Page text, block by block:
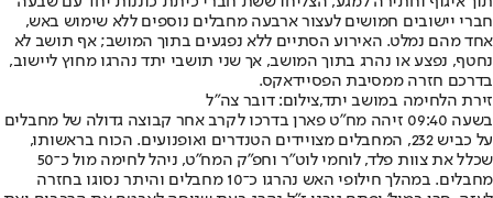
חברי יישובים חמושים לעצור ארבעה מחבלים נוספים ללא שימוש באש,
אחד מהם נמלט. האירוע הסתיים ללא נפגעים בתוך המושב; אף תושב לא
נחטף, נפצע או נהרג בתוך המושב, אך שני תושבי יתד נהרגו מחוץ ליישוב,
בדרכם חזרה ממסיבת הפסיידאקס.
זירת הלחימה במושב יתד,צילום: דובר צה"ל
בשעה 09:40 זיהה מח״ט פארן בדרכו לקרב אחר קבוצה גדולה של מחבלים
על כביש 232, המחבלים מצויידים הטנדרים ואופנועים. הכוח בראשותו,
שכלל את צוות פלד, לוחמי לוט״ר וחפ״ק המח״ט, ניהל לחימה מול כ־50
מחבלים. במהלך חילופי האש נהרגו כ־10 מחבלים והיתר נסוגו בחזרה